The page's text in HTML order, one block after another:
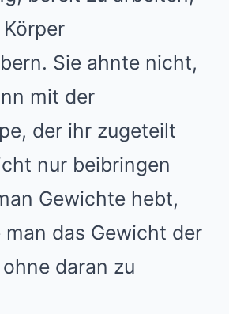
Sie ahnte nicht,
mit der
der ihr zugeteilt
nur beibringen
Gewichte hebt,
das Gewicht der
daran zu